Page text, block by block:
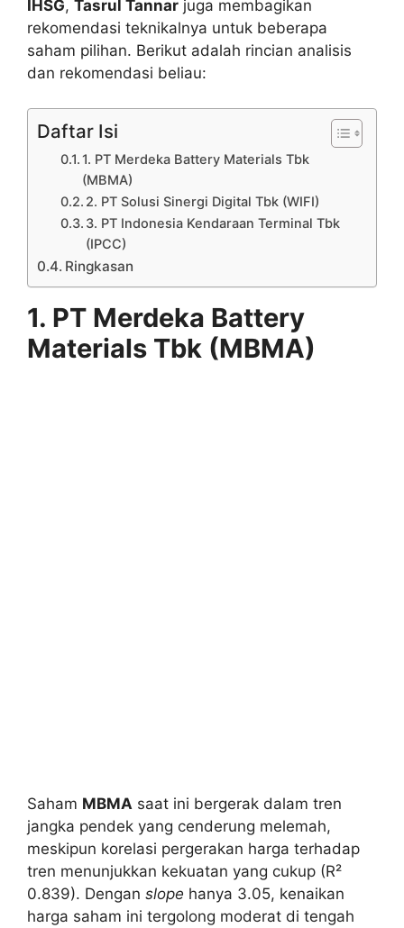
IHSG, Tasrul Tannar juga membagikan
rekomendasi teknikalnya untuk beberapa
saham pilihan. Berikut adalah rincian analisis
dan rekomendasi beliau:
Daftar Isi
1. PT Merdeka Battery Materials Tbk
(MBMA)
2. PT Solusi Sinergi Digital Tbk (WIFI)
3. PT Indonesia Kendaraan Terminal Tbk
(IPCC)
Ringkasan
1. PT Merdeka Battery
Materials Tbk (MBMA)
Saham MBMA saat ini bergerak dalam tren
jangka pendek yang cenderung melemah,
meskipun korelasi pergerakan harga terhadap
tren menunjukkan kekuatan yang cukup (R²
0.839). Dengan slope hanya 3.05, kenaikan
harga saham ini tergolong moderat di tengah